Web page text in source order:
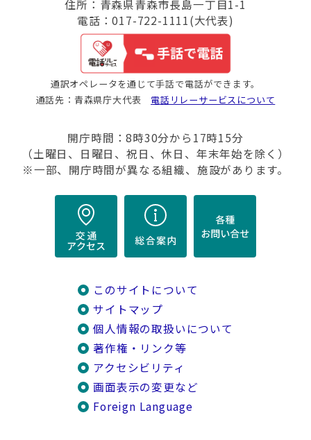
住所：青森県青森市長島一丁目1-1
電話：017-722-1111(大代表)
通訳オペレータを通じて手話で電話ができます。
通話先：青森県庁大代表 電話リレーサービスについて
開庁時間：8時30分から17時15分
（土曜日、日曜日、祝日、休日、年末年始を除く）
※一部、開庁時間が異なる組織、施設があります。
このサイトについて
サイトマップ
個人情報の取扱いについて
著作権・リンク等
アクセシビリティ
画面表示の変更など
Foreign Language